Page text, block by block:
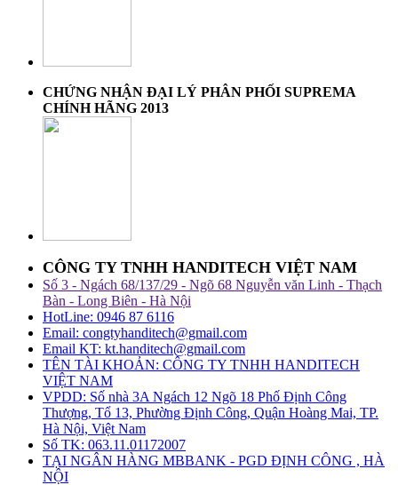
CHỨNG NHẬN ĐẠI LÝ PHÂN PHỐI SUPREMA
CHÍNH HÃNG 2013
CÔNG TY TNHH HANDITECH VIỆT NAM
Số 3 - Ngách 68/137/29 - Ngõ 68 Nguyễn văn Linh - Thạch
Bàn - Long Biên - Hà Nội
HotLine: 0946 87 6116
Email: congtyhanditech@gmail.com
Email KT: kt.handitech@gmail.com
TÊN TÀI KHOẢN: CÔNG TY TNHH HANDITECH
VIỆT NAM
VPDD: Số nhà 3A Ngách 12 Ngõ 18 Phố Định Công
Thượng, Tổ 13, Phường Định Công, Quận Hoàng Mai, TP.
Hà Nội, Việt Nam
Số TK: 063.11.01172007
TẠI NGÂN HÀNG MBBANK - PGD ĐỊNH CÔNG , HÀ
NỘI